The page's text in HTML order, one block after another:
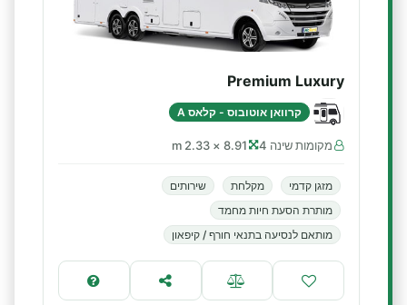
Premium Luxury
קרוואן אוטובוס - קלאס A
מקומות שינה 4 8.91 × 2.33 m
מזגן קדמי מקלחת
שירותים
מותרת הסעת חיות מחמד
מותאם לנסיעה בתנאי חורף / קיפאון